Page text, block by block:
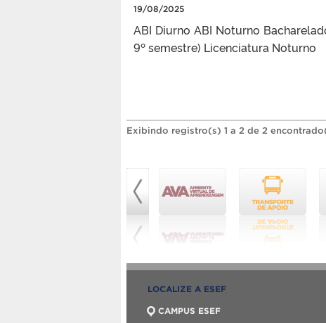
19/08/2025
ABI Diurno ABI Noturno
9º semestre) Licenciatura Noturno
Exibindo registro(s) 1 a 2 de 2
LOCALIZE A ESEF
CAMPUS ESEF